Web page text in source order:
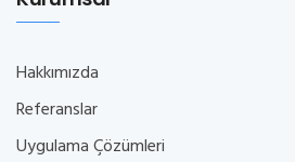
Hakkımızda
Referanslar
Uygulama Çözümleri